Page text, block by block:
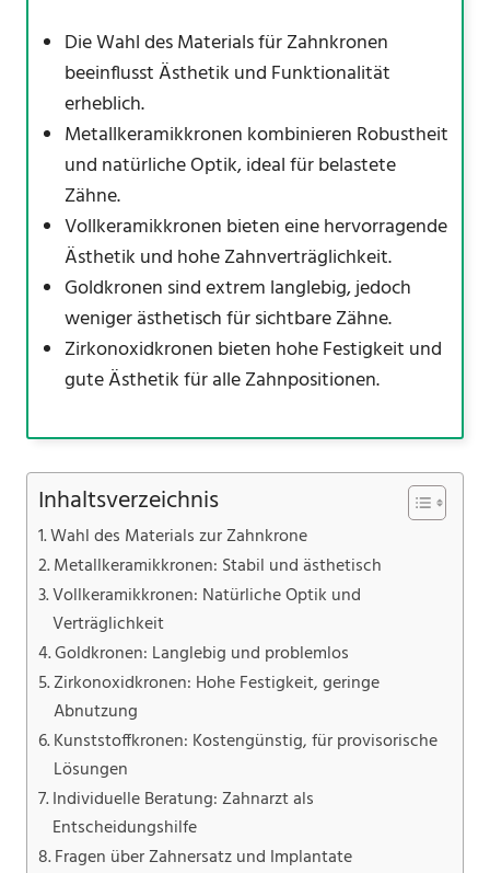
Die Wahl des Materials für Zahnkronen
beeinflusst Ästhetik und Funktionalität
erheblich.
Metallkeramikkronen kombinieren Robustheit
und natürliche Optik, ideal für belastete
Zähne.
Vollkeramikkronen bieten eine hervorragende
Ästhetik und hohe Zahnverträglichkeit.
Goldkronen sind extrem langlebig, jedoch
weniger ästhetisch für sichtbare Zähne.
Zirkonoxidkronen bieten hohe Festigkeit und
gute Ästhetik für alle Zahnpositionen.
Inhaltsverzeichnis
Wahl des Materials zur Zahnkrone
Metallkeramikkronen: Stabil und ästhetisch
Vollkeramikkronen: Natürliche Optik und
Verträglichkeit
Goldkronen: Langlebig und problemlos
Zirkonoxidkronen: Hohe Festigkeit, geringe
Abnutzung
Kunststoffkronen: Kostengünstig, für provisorische
Lösungen
Individuelle Beratung: Zahnarzt als
Entscheidungshilfe
Fragen über Zahnersatz und Implantate